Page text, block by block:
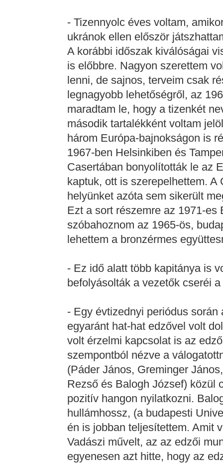
- Tizennyolc éves voltam,
ukránok ellen először
A korábbi időszak kiválóságai
is előbbre. Nagyon szerettem
lenni, de sajnos, terveim csak
legnagyobb lehetőségről, az
maradtam le, hogy a tizenkét
második tartalékként voltam
három Európa-bajnokságon is
1967-ben Helsinkiben és
Casertában bonyolították le az
kaptuk, ott is szerepelhettem.
helyünket azóta sem sikerült
Ezt a sort részemre az 1971-es
szóbahoznom az 1965-ös,
lehettem a bronzérmes
- Ez idő alatt több kapitánya is
befolyásolták a vezetők cseréi
- Egy évtizednyi periódus
egyaránt hat-hat edzővel volt
volt érzelmi kapcsolat is az
szempontból nézve a
(Páder János, Greminger
Rezső és Balogh József) közül
pozitív hangon nyilatkozni.
hullámhossz, (a budapesti
én is jobban teljesítettem. Amit
Vadászi művelt, az az edzői
egyenesen azt hitte, hogy az